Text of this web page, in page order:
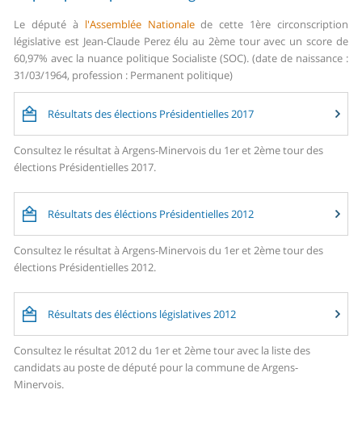
Le député à l'Assemblée Nationalede cette 1ère circonscription
législative est Jean-Claude Perez élu au 2ème tour avec un score de
60,97% avec la nuance politique Socialiste (SOC). (date de naissance :
31/03/1964, profession : Permanent politique)
Résultats des élections Présidentielles 2017
Consultez le résultat à Argens-Minervois du 1er et 2ème tour des
élections Présidentielles 2017.
Résultats des éléctions Présidentielles 2012
Consultez le résultat à Argens-Minervois du 1er et 2ème tour des
élections Présidentielles 2012.
Résultats des éléctions législatives 2012
Consultez le résultat 2012 du 1er et 2ème tour avec la liste des
candidats au poste de député pour la commune de Argens-
Minervois.